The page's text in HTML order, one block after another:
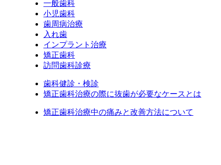
一般歯科
小児歯科
歯周病治療
入れ歯
インプラント治療
矯正歯科
訪問歯科診療
歯科健診・検診
矯正歯科治療の際に抜歯が必要なケースとは
矯正歯科治療中の痛みと改善方法について